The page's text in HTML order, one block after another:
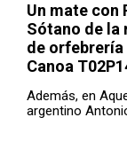
Un mate con
Sótano de la
de orfebrería
Canoa
Además, en
argentino